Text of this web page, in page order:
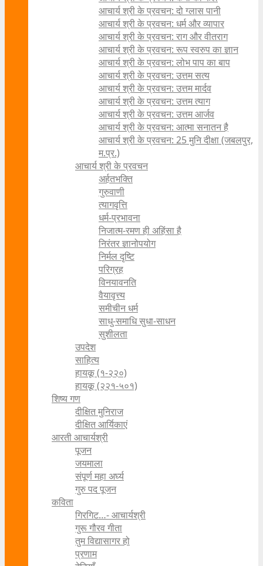
आचार्य श्री के प्रवचन: दो ग्लास पानी
आचार्य श्री के प्रवचन: धर्म और व्यापार
आचार्य श्री के प्रवचन: राग और वीतराग
आचार्य श्री के प्रवचन: रूप स्वरुप का ज्ञान
आचार्य श्री के प्रवचन: लोभ पाप का बाप
आचार्य श्री के प्रवचन: उत्तम सत्य
आचार्य श्री के प्रवचन: उत्तम मार्दव
आचार्य श्री के प्रवचन: उत्तम त्याग
आचार्य श्री के प्रवचन: उत्तम आर्जव
आचार्य श्री के प्रवचन: आत्मा सनातन है
आचार्य श्री के प्रवचन: 25 मुनि दीक्षा (जबलपुर,
म.प्र.)
आचार्य श्री के प्रवचन
अर्हतभक्ति
गुरुवाणी
त्यागवृत्ति
धर्म-प्रभावना
निजात्म-रमण ही अहिंसा है
निरंतर ज्ञानोपयोग
निर्मल दृष्टि
परिग्रह
विनयावनति
वैयावृत्त्य
समीचीन धर्म
साधु-समाधि सुधा-साधन
सुशीलता
उपदेश
साहित्य
हायकू (१‍-२२०)
हायकू (२२१-५०१)
शिष्य गण
दीक्षित मुनिराज
दीक्षित आर्यिकाएं
आरती आचार्यश्री
पूजन
जयमाला
संपूर्ण महा अर्घ्य
गुरु पद पूजन
कविता
गिरगिट…- आचार्यश्री
गुरू गौरव गीता
तुम विद्यासागर हो
प्रणाम